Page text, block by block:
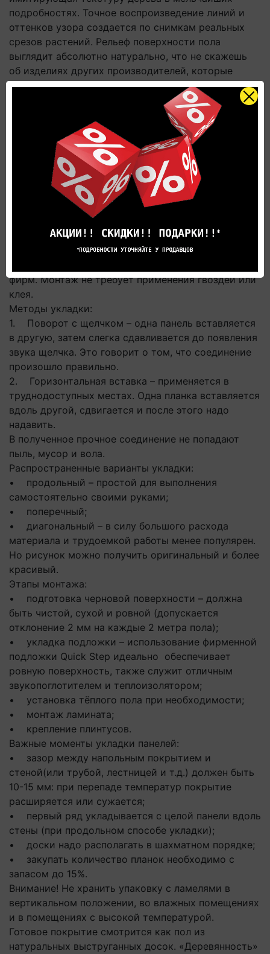
подробностях. Точное воспроизведение линий и
оттенков узора создается по снимкам реальных
срезов растений. Рельеф поверхности пола
выглядит абсолютно натурально, что не скажешь
об изделиях других производителей, которые
создают рисунок на компьютере,
Наружный декоративный слой покрывается
прозрачной защитной пленкой по фирменной
технологии Scratch Guard, гарантирующей от
появления сколов, царапин, пятен и намокания
поверхности.
Рекомендации по монтажу ламината
напольного покрытия Quick-Step
коллекции Perspective выполняется без особых
затруднений и быстро благодаря известной
запатентованной замковой системе Uniclic. Темп
фирм. Монтаж не требует применения гвоздей или
клея.
Методы укладки:
1. Поворот с щелчком – одна панель вставляется
в другую, затем слегка сдавливается до появления
звука щелчка. Это говорит о том, что соединение
произошло правильно.
2. Горизонтальная вставка – применяется в
труднодоступных местах. Одна планка вставляется
вдоль другой, сдвигается и после этого надо
надавить.
В полученное прочное соединение не попадают
пыль, мусор и вола.
Распространенные варианты укладки:
• продольный – простой для выполнения
самостоятельно своими руками;
• поперечный;
• диагональный – в силу большого расхода
материала и трудоемкой работы менее популярен.
Но рисунок можно получить оригинальный и более
красивый.
Этапы монтажа:
• подготовка черновой поверхности – должна
быть чистой, сухой и ровной (допускается
отклонение 2 мм на каждые 2 метра пола);
• укладка подложки – использование фирменной
подложки Quick Step идеально обеспечивает
ровную поверхность, также служит отличным
звукопоглотителем и теплоизолятором;
• установка тёплого пола при необходимости;
• монтаж ламината;
• крепление плинтусов.
Важные моменты укладки панелей:
• зазор между напольным покрытием и
стеной(или трубой, лестницей и т.д.) должен быть
10-15 мм: при перепаде температур покрытие
расширяется или сужается;
• первый ряд укладывается с целой панели вдоль
стены (при продольном способе укладки);
• доски надо располагать в шахматном порядке;
• закупать количество планок необходимо с
запасом до 15%.
Внимание! Не хранить упаковку с ламелями в
вертикальном положении, во влажных помещениях
и в помещениях с высокой температурой.
Готовое покрытие смотрится как пол из
натуральных выструганных досок. «Деревянность»